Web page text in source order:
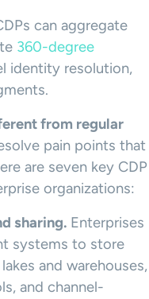
can aggregate
360-degree
identity resolution,
from regular
pain points that
are seven key CDP
organizations:
sharing. Enterprises
systems to store
and warehouses,
and channel-